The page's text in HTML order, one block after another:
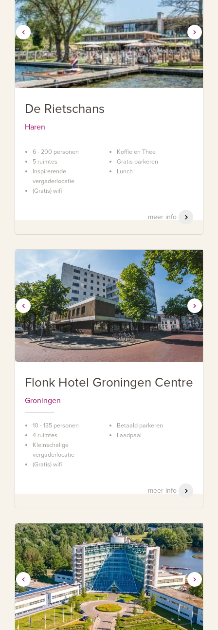
De Rietschans
Haren
6 - 200 personen
5 ruimtes
Inspirerende
vergaderlocatie
(Gratis) wifi
Koffie en Thee
Gratis parkeren
Lunch
meer info
Flonk Hotel Groningen Centre
Groningen
10 - 135 personen
4 ruimtes
Kleinschalige
vergaderlocatie
(Gratis) wifi
Betaald parkeren
Laadpaal
meer info